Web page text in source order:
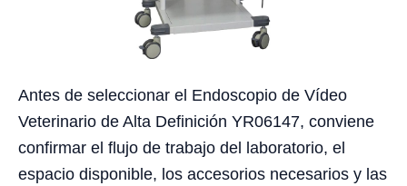
Antes de seleccionar el Endoscopio de Vídeo
Veterinario de Alta Definición YR06147, conviene
confirmar el flujo de trabajo del laboratorio, el
espacio disponible, los accesorios necesarios y las